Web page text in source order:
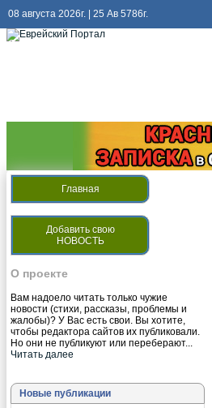
08 августа 2026г. | 25 Ав 5786г.
Слушать
Главная
Добавить свою
НОВОСТЬ
О проекте
Вам надоело читать только чужие
новости (стихи, рассказы, проблемы и
жалобы)? У Вас есть свои. Вы хотите,
чтобы редактора сайтов их публиковали.
Но они не публикуют или переберают...
Читать далее
Новые публикации